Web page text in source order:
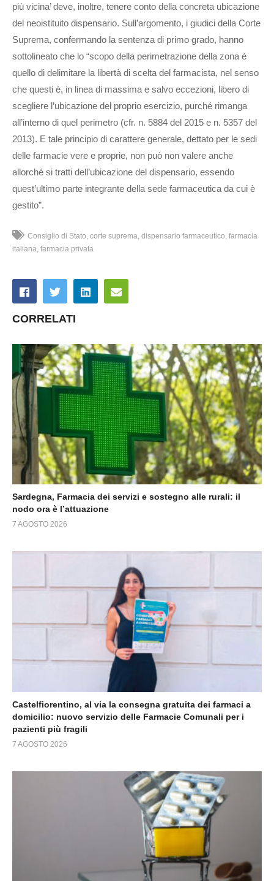
più vicina’ deve, inoltre, tenere conto della concreta ubicazione
del neoistituito dispensario. Sull’argomento, i giudici della Corte
Suprema, confermando la sentenza di primo grado, hanno
sottolineato che lo “scopo della perimetrazione della zona è
quello di delimitare la libertà di scelta del farmacista, nel senso
che questi è, in linea di massima e salvo eccezioni, libero di
scegliere l’ubicazione del proprio esercizio, purché rimanga
all’interno di quel perimetro (cfr. n. 5884 del 2015 e n. 5357 del
2013). E tale principio di carattere generale, dettato per le sedi
delle farmacie vere e proprie, non può non valere anche
allorché si tratti dell’ubicazione del dispensario, essendo
quest’ultimo parte integrante della sede farmaceutica da cui è
gestito”.
Consiglio di Stato corte suprema dispensario farmaceutico farmacia
italiana farmacia privata
CORRELATI
Sardegna, Farmacia dei servizi e sostegno alle rurali: il
nodo ora è l’attuazione
7 AGOSTO 2026
Castelfiorentino, al via la consegna gratuita dei farmaci a
domicilio: nuovo servizio delle Farmacie Comunali per i
pazienti più fragili
7 AGOSTO 2026